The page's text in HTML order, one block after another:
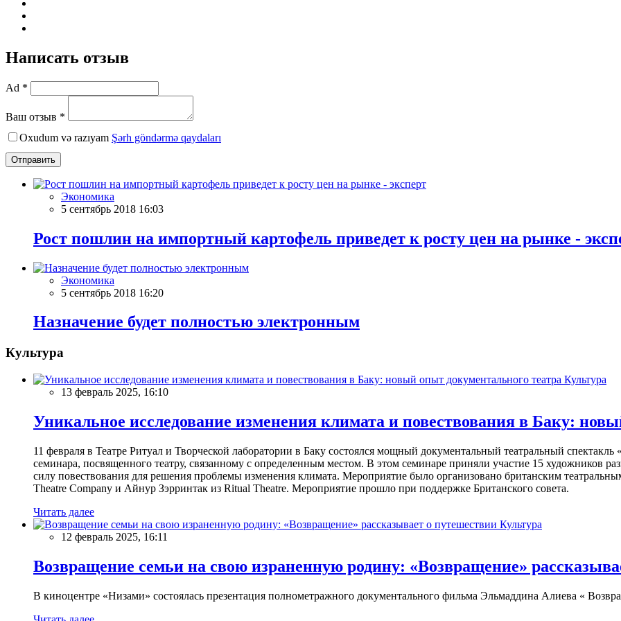
Написать отзыв
Ad *
Ваш отзыв *
Oxudum və razıyam Şərh göndərmə qaydaları
Отправить
Экономика
5 сентябрь 2018 16:03
Рост пошлин на импортный картофель приведет к росту цен на рынке -
Экономика
5 сентябрь 2018 16:20
Назначение будет полностью электронным
Культура
Культура
13 февраль 2025, 16:10
Уникальное исследование изменения климата и повествования в Баку:
11 февраля в Театре Ритуал и Творческой лаборатории в Баку состоялся мощный документальный театральный
семинара, посвященного театру, связанному с определенным местом. В этом семинаре приняли участие 15 художников
силу повествования для решения проблемы изменения климата. Мероприятие было организовано британским
Theatre Company и Айнур Зэрринтак из Ritual Theatre. Мероприятие прошло при поддержке Британского совета.
Читать далее
Культура
12 февраль 2025, 16:11
Возвращение семьи на свою израненную родину: «Возвращение»
В киноцентре «Низами» состоялась презентация полнометражного документального фильма Эльмаддина Алиева «